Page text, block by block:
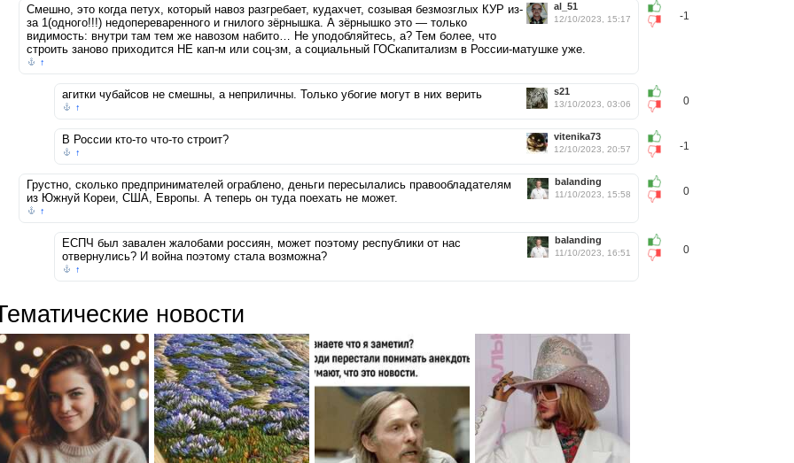
-1
al_51
12/10/2023, 15:17
Смешно, это когда петух, который навоз разгребает, кудахчет, созывая безмозглых КУР из-
за 1(одного!!!) недопереваренного и гнилого зёрнышка. А зёрнышко это — только
видимость: внутри там тем же навозом набито… Не уподобляйтесь, а? Тем более, что
строить заново приходится НЕ кап-м или соц-зм, а социальный ГОСкапитализм в России-матушке уже.
↑
0
s21
13/10/2023, 03:06
агитки чубайсов не смешны, а неприличны. Только убогие могут в них верить
↑
-1
vitenika73
12/10/2023, 20:57
В России кто-то что-то строит?
↑
0
balanding
11/10/2023, 15:58
Грустно, сколько предпринимателей ограблено, деньги пересылались правообладателям
из Южнуй Кореи, США, Европы. А теперь он туда поехать не может.
↑
0
balanding
11/10/2023, 16:51
ЕСПЧ был завален жалобами россиян, может поэтому республики от нас
отвернулись? И война поэтому стала возможна?
↑
новости